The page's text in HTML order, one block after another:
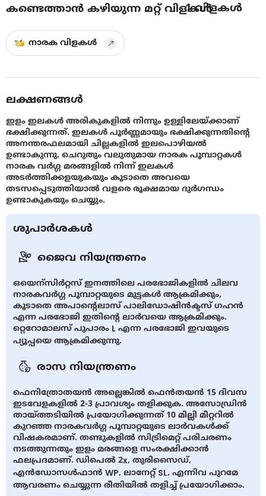
കണ്ടെത്താൻ കഴിയുന്ന മറ്റ് വിളകൾ
1വിളകൾ
നാരക വിളകൾ
ലക്ഷണങ്ങൾ
ഇളം ഇലകള്‍ അരികുകളില്‍ നിന്നും ഉള്ളിലേയ്ക്കാണ്
ഭക്ഷിക്കുന്നത്. ഇലകള്‍ പൂര്‍ണ്ണമായും ഭക്ഷിക്കുന്നതിൻ്റെ
അനന്തരഫലമായി ചില്ലകളില്‍ ഇലപൊഴിയല്‍
ഉണ്ടാകുന്നു. ചെറുതും വലുതുമായ നാരക പൂമ്പാറ്റകള്‍
നാരക വര്‍ഗ്ഗ മരങ്ങളില്‍ നിന്ന് ഇലകൾ
അടര്‍ത്തിക്കളയുകയും കൂടാതെ അവയെ
തടസപ്പെടുത്തിയാല്‍ വളരെ രൂക്ഷമായ ദുര്‍ഗന്ധം
ഉണ്ടാകുകയും ചെയ്യും.
ശുപാർശകൾ
ജൈവ നിയന്ത്രണം
ഒയെന്സിര്‍റ്റസ് ഇനത്തിലെ പരഭോജികളില്‍ ചിലവ
നാരകവര്‍ഗ്ഗ പൂമ്പാറ്റയുടെ മുട്ടകള്‍ ആക്രമിക്കും,
കൂടാതെ അപാന്‍റെലാസ് പാലിഡോഷിന്‍ക്ടസ് ഗഹന്‍
എന്ന പരഭോജി ഇതിൻ്റെ ലാര്‍വയെ ആക്രമിക്കും.
റ്റെറോമാലസ് പുപാരം L എന്ന പരഭോജി ഇവയുടെ
പ്യൂപ്പയെ ആക്രമിക്കുന്നു.
രാസ നിയന്ത്രണം
ഫെനിത്രോതയന്‍ അല്ലെങ്കില്‍ ഫെന്‍തയന്‍ 15 ദിവസ
ഇടവേളകളില്‍ 2-3 പ്രാവശ്യം തളിക്കുക. അസോഡ്രിന്‍
തായ്ത്തടിയില്‍ പ്രയോഗിക്കുന്നത് 10 മില്ലി മീറ്ററില്‍
കുറഞ്ഞ നാരകവര്‍ഗ്ഗ പൂമ്പാറ്റയുടെ ലാര്‍വകള്‍ക്ക്
വിഷകരമാണ്. തണ്ടുകളില്‍ സിട്രിമെറ്റ് പരിചരണം
നടത്തുന്നതും ഇളം മരങ്ങളെ സംരക്ഷിക്കാന്‍
ഫലപ്രദമാണ്. ഡിപെല്‍ 2x, തുരിസൈഡ്,
എന്‍ഡോസള്‍ഫാന്‍ WP, ലാനേറ്റ് SL, എന്നിവ പുറമേ
ആവരണം ചെയ്യുന്ന രീതിയില്‍ തളിച്ച് പ്രയോഗിക്കാം.